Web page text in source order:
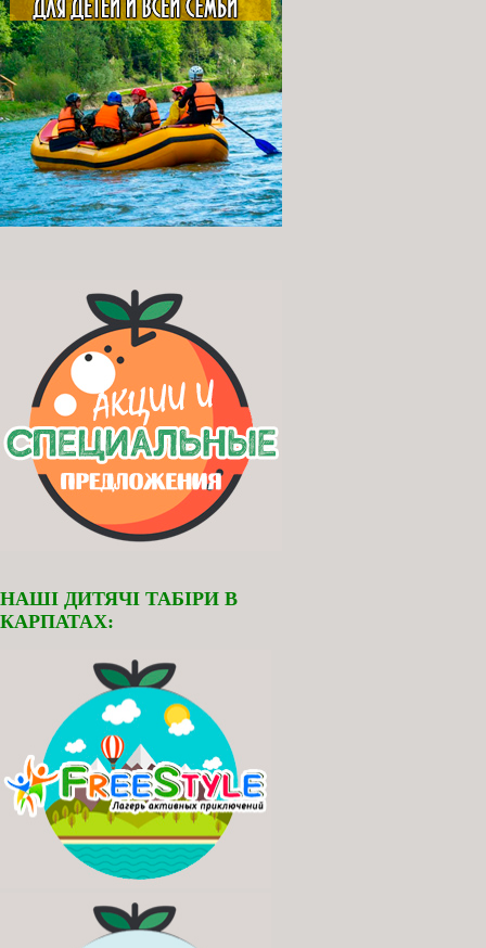
НАШІ ДИТЯЧІ ТАБІРИ В
КАРПАТАХ: